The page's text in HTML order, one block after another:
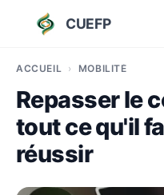
CUEFP
ACCUEIL MOBILITÉ
Repasser le
tout ce qu'il
réussir